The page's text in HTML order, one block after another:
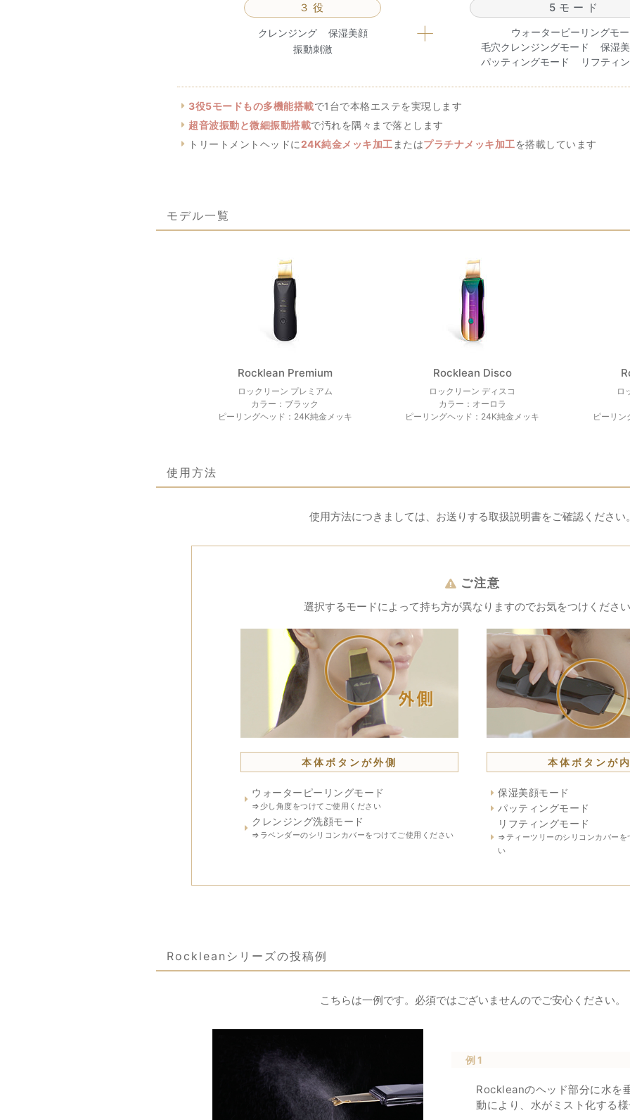
３役
クレンジング
保湿美顔
振動刺激
+
5モード
ウォーターピーリングモー
毛穴クレンジングモード
保湿
パッティングモード
リフティ
3役5モードもの多機能搭載で1台で本格エステを実現します
超音波振動と微細振動搭載で汚れを隅々まで落とします
トリートメントヘッドに24K純金メッキ加工 またはプラチナメッキ加工を搭載しています
モデル一覧
Rocklean Premium
ロックリーン プレミアム
カラー：ブラック
ピーリングヘッド：24K純金メッキ
Rocklean Disco
ロックリーン ディスコ
カラー：オーロラ
ピーリングヘッド：24K純金メッキ
ロ
ピーリン
使用方法
使用方法につきましては、お送りする取扱説明書をご確認ください。
ご注意
選択するモードによって持ち方が異なりますのでお気をつけください
本体ボタンが外側
ウォーターピーリングモード
⇒少し角度をつけてご使用ください
クレンジング洗顔モード
⇒ラベンダーのシリコンカバーをつけてご使用ください
本体ボタンが
保湿美顔モード
パッティングモード
リフティングモード
⇒ティーツリーのシリコンカバーを
い
Rockleanシリーズの投稿例
こちらは一例です。必須ではございませんのでご安心ください。
例1
Rockleanのヘッド部分に水を
動により、水がミスト化する